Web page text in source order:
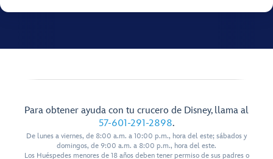
Para obtener ayuda con tu crucero de Disney, llama al
57-601-291-2898.
De lunes a viernes, de 8:00 a.m. a 10:00 p.m., hora del este; sábados y
domingos, de 9:00 a.m. a 8:00 p.m., hora del este.
Los Huéspedes menores de 18 años deben tener permiso de sus padres o